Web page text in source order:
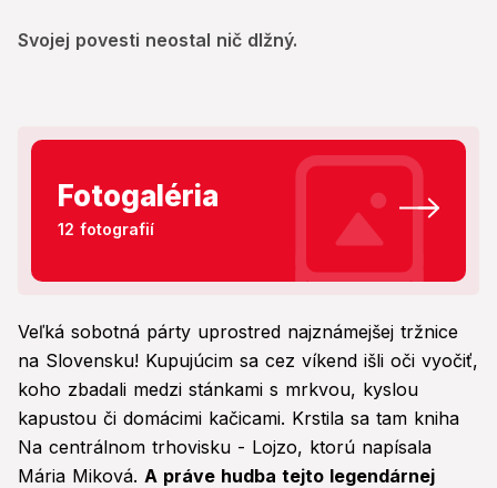
Svojej povesti neostal nič dlžný.
Fotogaléria
12 fotografií
Veľká sobotná párty uprostred najznámejšej tržnice
na Slovensku! Kupujúcim sa cez víkend išli oči vyočiť,
koho zbadali medzi stánkami s mrkvou, kyslou
kapustou či domácimi kačicami. Krstila sa tam kniha
Na centrálnom trhovisku - Lojzo, ktorú napísala
Mária Miková. A práve hudba tejto legendárnej